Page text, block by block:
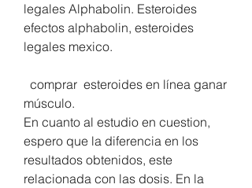
legales Alphabolin. Esteroides
efectos alphabolin, esteroides
legales mexico.
músculo.
En cuanto al estudio en cuestion,
espero que la diferencia en los
resultados obtenidos, este
relacionada con las dosis. En la